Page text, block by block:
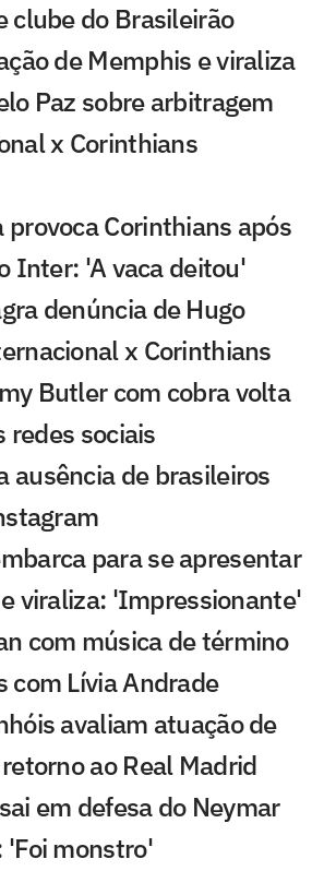
clube do Brasileirão
de Memphis e viraliza
Paz sobre arbitragem
x Corinthians
Corinthians após
Inter: 'A vaca deitou'
denúncia de Hugo
x Corinthians
Butler com cobra volta
redes sociais
ausência de brasileiros
para se apresentar
viraliza: 'Impressionante'
com música de término
com Lívia Andrade
avaliam atuação de
ao Real Madrid
em defesa do Neymar
'Foi monstro'